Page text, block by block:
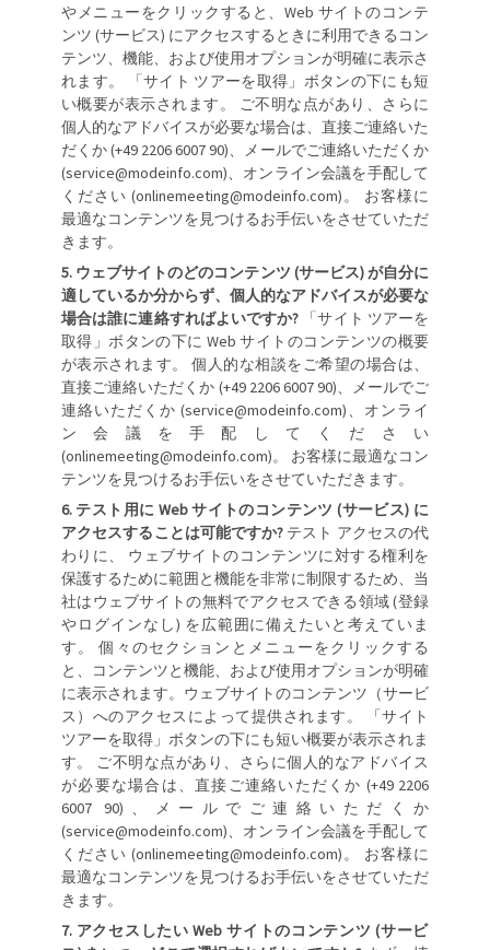
やメニューをクリックすると、Web サイトのコンテ
ンツ (サービス) にアクセスするときに利用できるコン
テンツ、機能、および使用オプションが明確に表示さ
れます。 「サイト ツアーを取得」ボタンの下にも短
い概要が表示されます。 ご不明な点があり、さらに
個人的なアドバイスが必要な場合は、直接ご連絡いた
だくか (+49 2206 6007 90)、メールでご連絡いただくか
(service@modeinfo.com)、オンライン会議を手配して
ください (onlinemeeting@modeinfo.com)。 お客様に
最適なコンテンツを見つけるお手伝いをさせていただ
きます。
ウェブサイトのどのコンテンツ (サービス) が自分に
適しているか分からず、個人的なアドバイスが必要な
場合は誰に連絡すればよいですか? 「サイト ツアーを
取得」ボタンの下に Web サイトのコンテンツの概要
が表示されます。 個人的な相談をご希望の場合は、
直接ご連絡いただくか (+49 2206 6007 90)、メールでご
連絡いただくか (service@modeinfo.com)、オンライ
ン会議を手配してください
(onlinemeeting@modeinfo.com)。 お客様に最適なコン
テンツを見つけるお手伝いをさせていただきます。
テスト用に Web サイトのコンテンツ (サービス) に
アクセスすることは可能ですか? テスト アクセスの代
わりに、 ウェブサイトのコンテンツに対する権利を
保護するために範囲と機能を非常に制限するため、当
社はウェブサイトの無料でアクセスできる領域 (登録
やログインなし) を広範囲に備えたいと考えていま
す。 個々のセクションとメニューをクリックする
と、コンテンツと機能、および使用オプションが明確
に表示されます。ウェブサイトのコンテンツ（サービ
ス）へのアクセスによって提供されます。 「サイト
ツアーを取得」ボタンの下にも短い概要が表示されま
す。 ご不明な点があり、さらに個人的なアドバイス
が必要な場合は、直接ご連絡いただくか (+49 2206
6007 90)、メールでご連絡いただくか
(service@modeinfo.com)、オンライン会議を手配して
ください (onlinemeeting@modeinfo.com)。 お客様に
最適なコンテンツを見つけるお手伝いをさせていただ
きます。
アクセスしたい Web サイトのコンテンツ (サービ